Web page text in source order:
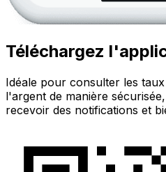
Téléchargez
Idéale pour consulter les
l'argent de manière
recevoir des notifications et